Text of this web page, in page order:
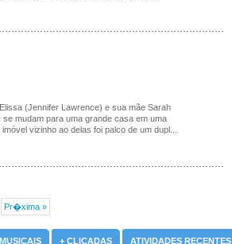
(Jennifer Lawrence) e sua mãe Sarah
mudam para uma grande casa em uma
vizinho ao delas foi palco de um dupl...
Pr�xima »
MUSICAIS + CLICADAS ATIVIDADES RECENTES